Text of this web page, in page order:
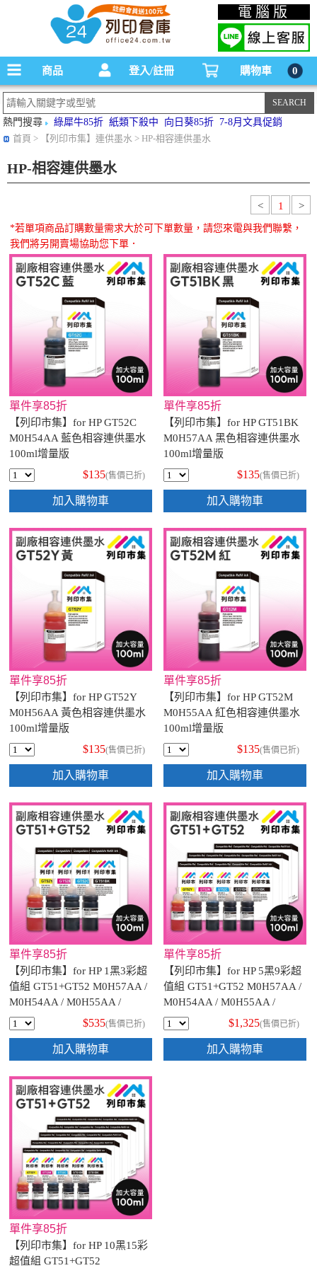
碳粉匣，墨水匣,原廠碳粉匣，副廠碳粉匣，環保碳粉匣,連續供墨印表機-office24列印
倉庫線上購物手機版
電腦版
商品 登入/註冊 購物車 0
熱門搜尋 綠犀牛85折 紙類下殺中 向日葵85折 7-8月文具促銷
首頁 > 【列印市集】連供墨水 > HP-相容連供墨水
HP-相容連供墨水
< 1 >
*若單項商品訂購數量需求大於可下單數量，請您來電與我們聯繫，
我們將另開賣場協助您下單．
單件享85折
【列印市集】for HP GT52C
M0H54AA 藍色相容連供墨水
100ml增量版
$135(售價已折)
加入購物車
單件享85折
【列印市集】for HP GT51BK
M0H57AA 黑色相容連供墨水
100ml增量版
$135(售價已折)
加入購物車
單件享85折
【列印市集】for HP GT52Y
M0H56AA 黃色相容連供墨水
100ml增量版
$135(售價已折)
加入購物車
單件享85折
【列印市集】for HP GT52M
M0H55AA 紅色相容連供墨水
100ml增量版
$135(售價已折)
加入購物車
單件享85折
【列印市集】for HP 1黑3彩超
值組 GT51+GT52 M0H57AA /
M0H54AA / M0H55AA /
M0H56AA 相容連供墨水
100ml增量版
$535(售價已折)
加入購物車
單件享85折
【列印市集】for HP 5黑9彩超
值組 GT51+GT52 M0H57AA /
M0H54AA / M0H55AA /
M0H56AA 相容連供墨水
100ml增量版
$1,325(售價已折)
加入購物車
單件享85折
【列印市集】for HP 10黑15彩
超值組 GT51+GT52